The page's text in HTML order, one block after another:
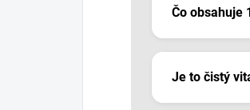
Čo obsahuje
Je to čistý